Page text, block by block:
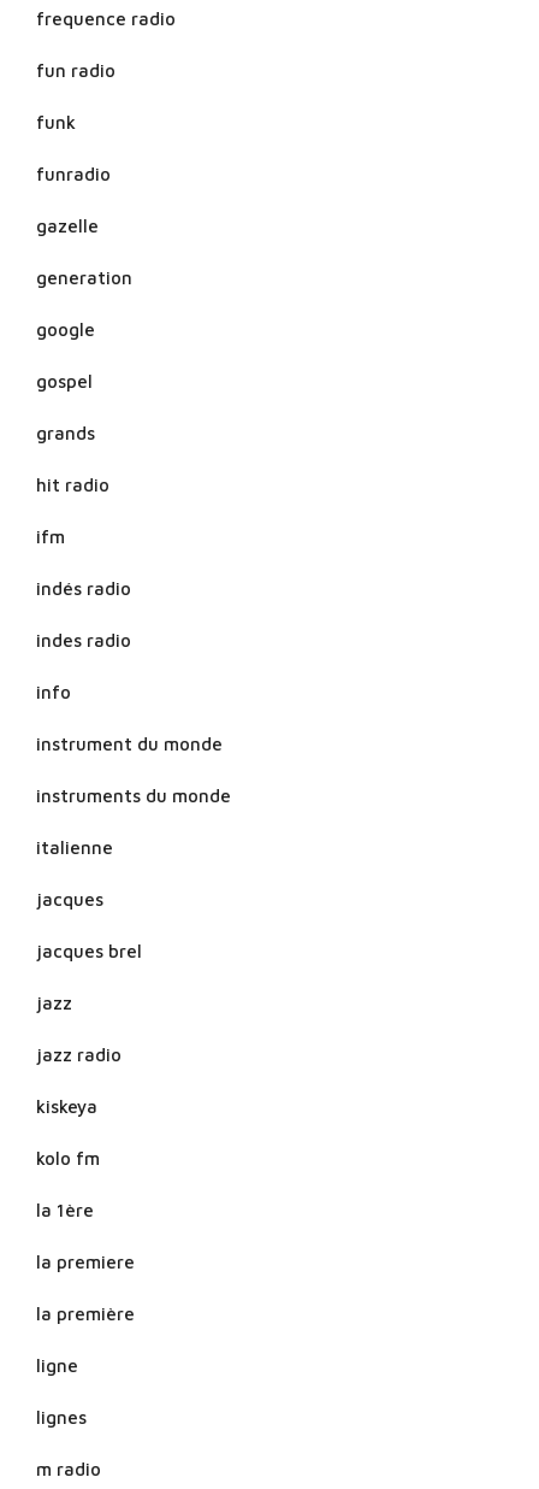
frequence radio
fun radio
funk
funradio
gazelle
generation
google
gospel
grands
hit radio
ifm
indés radio
indes radio
info
instrument du monde
instruments du monde
italienne
jacques
jacques brel
jazz
jazz radio
kiskeya
kolo fm
la 1ère
la premiere
la première
ligne
lignes
m radio